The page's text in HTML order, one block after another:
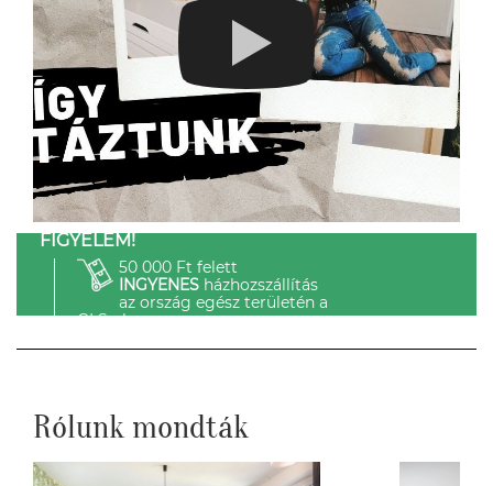
FIGYELEM!
50 000 Ft felett
INGYENESházhozszállítás
az ország egész területén a
GLS-el.
Rólunk mondták